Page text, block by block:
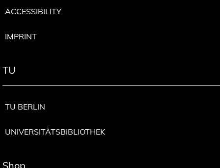
ACCESSIBILITY
IMPRINT
TU
TU BERLIN
UNIVERSITÄTSBIBLIOTHEK
Shop